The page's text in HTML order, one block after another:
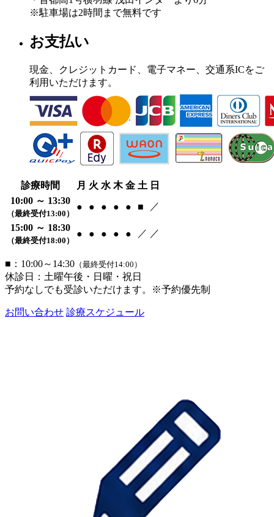
※駐車場は2時間まで無料です
お支払い
現金、クレジットカード、電子マネー、交通系ICをご
利用いただけます。
診療時間 月 火 水 木 金 土 日
10:00 ～ 13:30
（最終受付13:00）
● ● ● ● ● ■ ／
15:00 ～ 18:30
（最終受付18:00）
● ● ● ● ● ／ ／
■：10:00～14:30 （最終受付14:00）
休診日：土曜午後・日曜・祝日
予約なしでも受診いただけます。※予約優先制
お問い合わせ 診療スケジュール